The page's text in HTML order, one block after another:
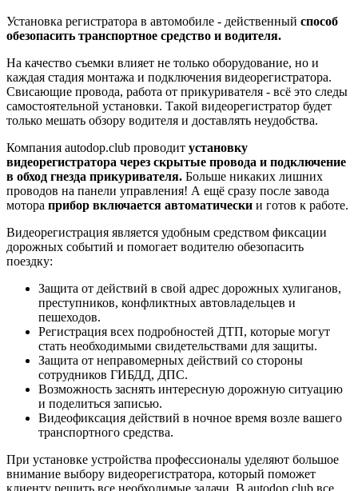
Установка регистратора в автомобиле - действенный способ
обезопасить транспортное средство и водителя.
На качество съемки влияет не только оборудование, но и
каждая стадия монтажа и подключения видеорегистратора.
Свисающие провода, работа от прикуривателя - всё это следы
самостоятельной установки. Такой видеорегистратор будет
только мешать обзору водителя и доставлять неудобства.
Компания autodop.club проводит установку
видеорегистратора через скрытые провода и подключение
в обход гнезда прикуривателя. Больше никаких лишних
проводов на панели управления! А ещё сразу после завода
мотора прибор включается автоматически и готов к работе.
Видеорегистрация является удобным средством фиксации
дорожных событий и помогает водителю обезопасить
поездку:
Защита от действий в свой адрес дорожных хулиганов,
преступников, конфликтных автовладельцев и
пешеходов.
Регистрация всех подробностей ДТП, которые могут
стать необходимыми свидетельствами для защиты.
Защита от неправомерных действий со стороны
сотрудников ГИБДД, ДПС.
Возможность заснять интересную дорожную ситуацию
и поделиться записью.
Видеофиксация действий в ночное время возле вашего
транспортного средства.
При установке устройства профессионалы уделяют большое
внимание выбору видеорегистратора, который поможет
клиенту решить все необходимые задачи. В autodop.club все